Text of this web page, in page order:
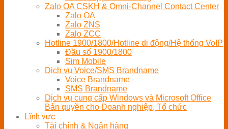
Zalo OA CSKH & Omni-Channel Contact Center
Zalo OA
Zalo ZNS
Zalo ZCC
Hotline 1900/1800/Hotline di động/Hệ thống VoIP
Đầu số 1900/1800
Sim Mobile
Dịch vụ Voice/SMS Brandname
Voice Brandname
SMS Brandname
Dịch vụ cung cấp Windows và Microsoft Office
Bản quyền cho Doanh nghiệp, Tổ chức
Lĩnh vực
Tài chính & Ngân hàng